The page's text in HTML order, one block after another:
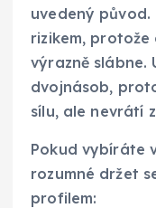
uvedený
rizikem, protože
výrazně slábne.
dvojnásob,
sílu, ale nevrátí
Pokud vybíráte
rozumné držet
profilem: